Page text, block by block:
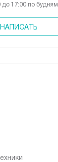
до 17:00 по будням
НАПИСАТЬ